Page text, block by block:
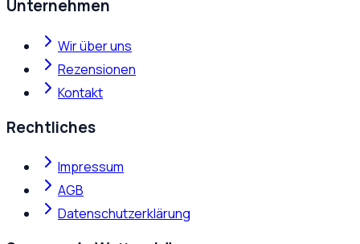
Unternehmen
Wir über uns
Rezensionen
Kontakt
Rechtliches
Impressum
AGB
Datenschutzerklärung